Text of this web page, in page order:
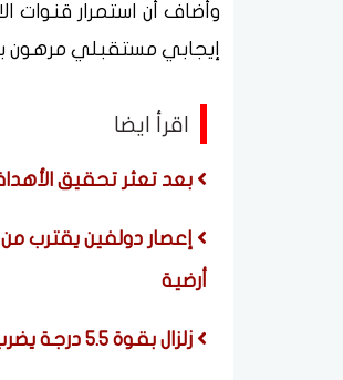
وأضاف أن استمرار قنوات
إيجابي مستقبلي مرهون
اقرأ ايضا
بعد تعثر تحقيق
إعصار دولفين يقترب من
أرضية
زلزال بقوة 5.5 درجة يضرب منطقة سكوينتنا في ألاسكا الأمريكية